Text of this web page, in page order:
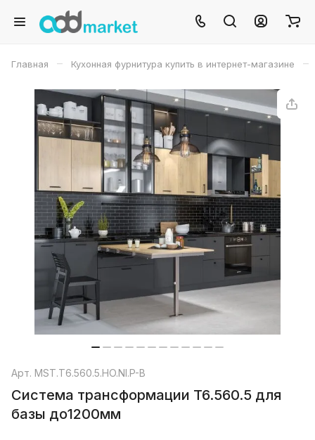
Главная – Кухонная фурнитура купить в интернет-магазине –
Арт. MST.T6.560.5.HO.NI.P-B
Система трансформации T6.560.5 для
базы до1200мм